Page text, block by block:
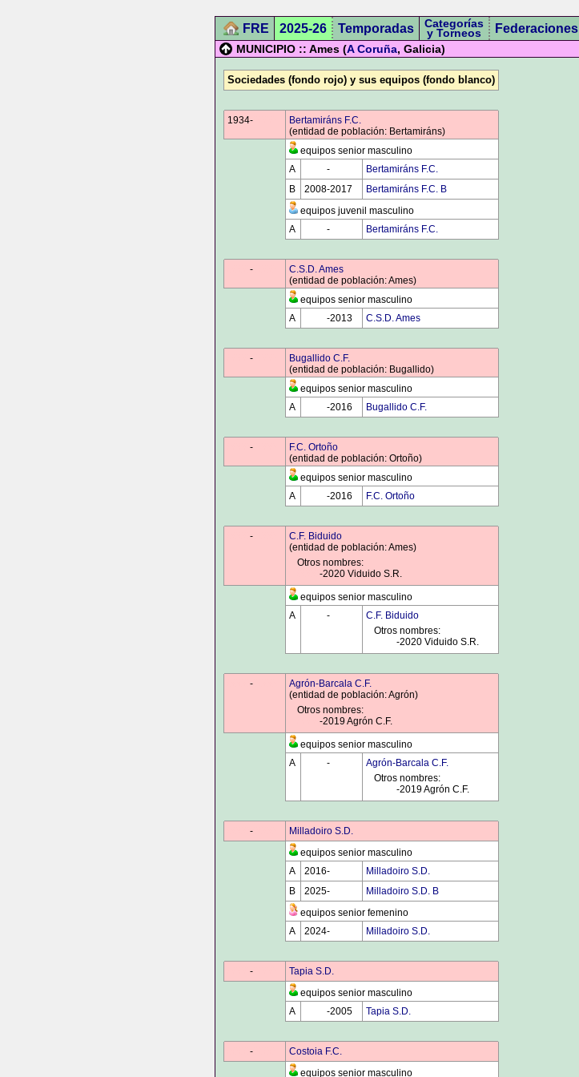
FRE 2025-26 Temporadas Categorías
y Torneos Federaciones
MUNICIPIO :: Ames (A Coruña, Galicia)
Sociedades (fondo rojo) y sus equipos (fondo blanco)
1934-
Bertamiráns F.C.
(entidad de población: Bertamiráns)
equipos senior masculino
A
-
Bertamiráns F.C.
B
2008-2017
Bertamiráns F.C. B
equipos juvenil masculino
A
- Bertamiráns F.C.
-
C.S.D. Ames
(entidad de población: Ames)
equipos senior masculino
A
-2013 C.S.D. Ames
-
Bugallido C.F.
(entidad de población: Bugallido)
equipos senior masculino
A
-2016 Bugallido C.F.
-
F.C. Ortoño
(entidad de población: Ortoño)
equipos senior masculino
A
-2016 F.C. Ortoño
-
C.F. Biduido
(entidad de población: Ames)
Otros nombres:
-2020 Viduido S.R.
equipos senior masculino
A
-
C.F. Biduido
Otros nombres:
-2020 Viduido S.R.
-
Agrón-Barcala C.F.
(entidad de población: Agrón)
Otros nombres:
-2019 Agrón C.F.
equipos senior masculino
A
-
Agrón-Barcala C.F.
Otros nombres:
-2019 Agrón C.F.
-
Milladoiro S.D.
equipos senior masculino
A
2016-
Milladoiro S.D.
B
2025-
Milladoiro S.D. B
equipos senior femenino
A
2024- Milladoiro S.D.
-
Tapia S.D.
equipos senior masculino
A
-2005 Tapia S.D.
-
Costoia F.C.
equipos senior masculino